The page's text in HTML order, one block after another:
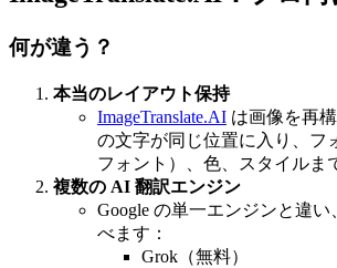
何が違う？
本当のレイアウト保持
ImageTranslate.AI は画像を再
の文字が同じ位置に入り、フ
フォント）、色、スタイルま
複数の AI 翻訳エンジン
Google の単一エンジンと違
べます：
Grok（無料）